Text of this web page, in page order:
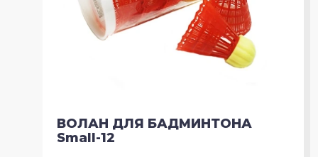
ВОЛАН ДЛЯ БАДМИНТОНА
Small-12